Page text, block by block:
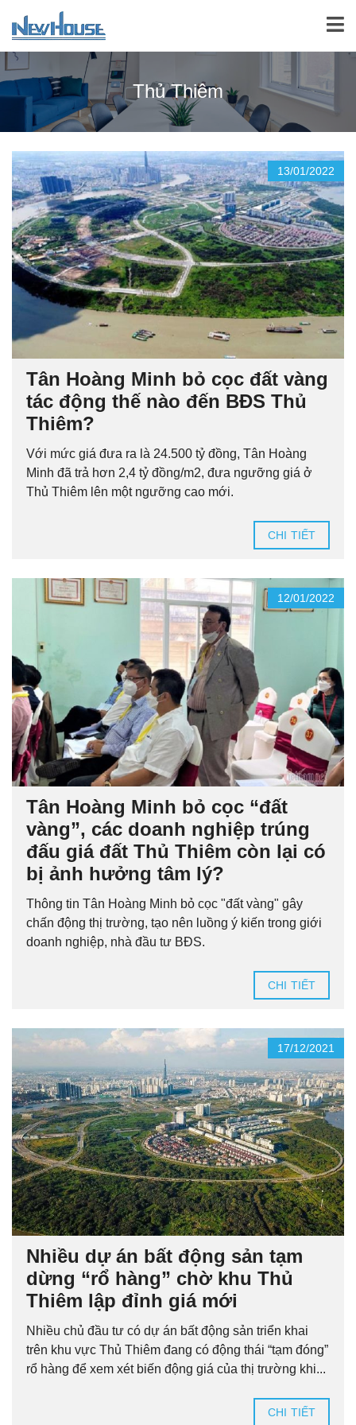
Thủ Thiêm
13/01/2022
Tân Hoàng Minh bỏ cọc đất vàng
tác động thế nào đến BĐS Thủ
Thiêm?
Với mức giá đưa ra là 24.500 tỷ đồng, Tân Hoàng
Minh đã trả hơn 2,4 tỷ đồng/m2, đưa ngưỡng giá ở
Thủ Thiêm lên một ngưỡng cao mới.
CHI TIẾT
12/01/2022
Tân Hoàng Minh bỏ cọc “đất
vàng”, các doanh nghiệp trúng
đấu giá đất Thủ Thiêm còn lại có
bị ảnh hưởng tâm lý?
Thông tin Tân Hoàng Minh bỏ cọc "đất vàng" gây
chấn động thị trường, tạo nên luồng ý kiến trong giới
doanh nghiệp, nhà đầu tư BĐS.
CHI TIẾT
17/12/2021
Nhiều dự án bất động sản tạm
dừng “rổ hàng” chờ khu Thủ
Thiêm lập đỉnh giá mới
Nhiều chủ đầu tư có dự án bất động sản triển khai
trên khu vực Thủ Thiêm đang có động thái “tạm đóng”
rổ hàng để xem xét biến động giá của thị trường khi...
CHI TIẾT